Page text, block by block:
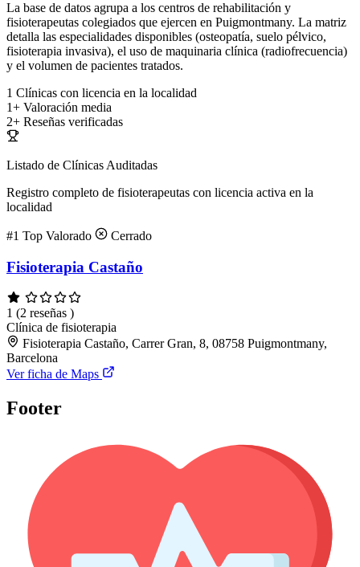
La base de datos agrupa a los centros de rehabilitación y
fisioterapeutas colegiados que ejercen en Puigmontmany. La matriz
detalla las especialidades disponibles (osteopatía, suelo pélvico,
fisioterapia invasiva), el uso de maquinaria clínica (radiofrecuencia)
y el volumen de pacientes tratados.
1 Clínicas con licencia en la localidad
1+ Valoración media
2+ Reseñas verificadas
Listado de Clínicas Auditadas
Registro completo de fisioterapeutas con licencia activa en la
localidad
#1 Top Valorado Cerrado
Fisioterapia Castaño
1 (2 reseñas )
Clínica de fisioterapia
Fisioterapia Castaño, Carrer Gran, 8, 08758 Puigmontmany,
Barcelona
Ver ficha de Maps
Footer